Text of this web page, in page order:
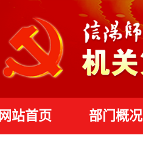
网站首页 部门概况